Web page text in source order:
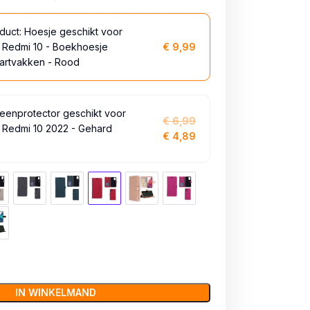
Hoesje geschikt voor
Redmi 10 - Boekhoesje
- Rood
€ 9,99
geschikt voor
10 2022 - Gehard
€6,99
€ 4,89
IN WINKELMAND